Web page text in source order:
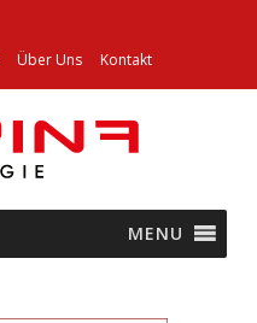
Über Uns Kontakt
MENU